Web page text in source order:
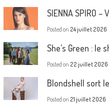
SIENNA SPIRO
Posted on 24 juillet 2026
She’s Green : le
Posted on 22 juillet 2026
Blondshell sort
Posted on 21 juillet 2026